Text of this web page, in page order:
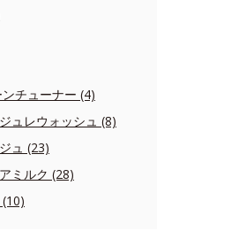
チューナー (4)
ュレウォッシュ (8)
ュ (23)
ミルク (28)